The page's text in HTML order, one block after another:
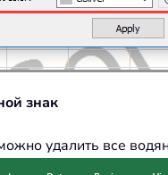
знак
удалить все